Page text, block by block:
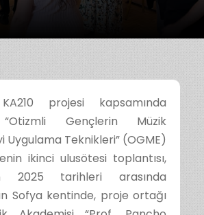
projesi kapsamında
Gençlerin Müzik
Uygulama Teknikleri” (OGME)
ikinci ulusötesi toplantısı,
2025 tarihleri arasında
Sofya kentinde, proje ortağı